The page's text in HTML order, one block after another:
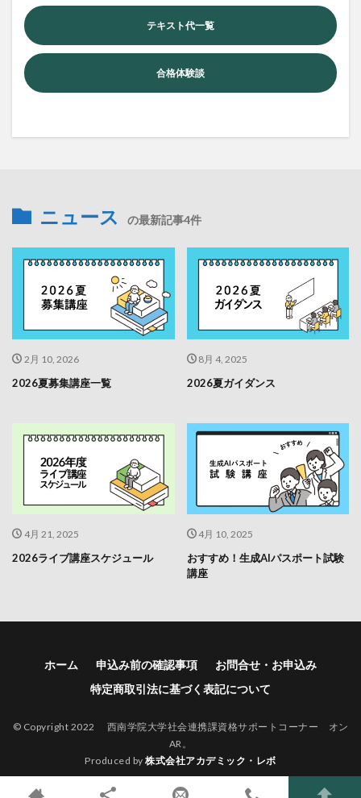
テキスト代一覧
合格体験談
ニュース の最新記事4件
2月 10, 2026
2026夏募集講座一覧
8月 4, 2025
2026夏ガイダンス
4月 21, 2025
2026ライブ講座スケジュール
4月 10, 2025
おすすめ！生成AIパスポート試験
講座
ホーム 申込み前の確認事項
お問合せ・お申込み
特定商取引法に基づく表記について
© Copyright 2022 西南学院大学社会連携課資格サポートコーナー オン
AR。
Produced by株式会社アカデミック・レボ